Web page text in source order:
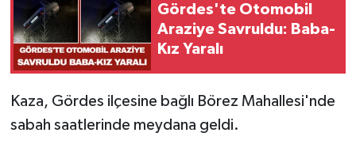
Gördes'te Otomobil
Araziye Savruldu: Baba-
Kız Yaralı
Kaza, Gördes ilçesine bağlı Börez Mahallesi'nde
sabah saatlerinde meydana geldi.